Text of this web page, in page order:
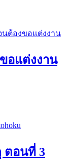
อแต่งงาน
ตอนที่ 3